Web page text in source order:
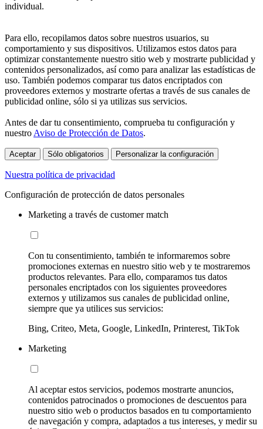
individual.
Para ello, recopilamos datos sobre nuestros usuarios, su
comportamiento y sus dispositivos. Utilizamos estos datos para
optimizar constantemente nuestro sitio web y mostrarte publicidad y
contenidos personalizados, así como para analizar las estadísticas de
uso. También podemos comparar tus datos encriptados con
proveedores externos y mostrarte ofertas a través de sus canales de
publicidad online, sólo si ya utilizas sus servicios.
Antes de dar tu consentimiento, comprueba tu configuración y
nuestro Aviso de Protección de Datos.
Aceptar Sólo obligatorios Personalizar la configuración
Nuestra política de privacidad
Configuración de protección de datos personales
Marketing a través de customer match
Con tu consentimiento, también te informaremos sobre
promociones externas en nuestro sitio web y te mostraremos
productos relevantes. Para ello, comparamos tus datos
personales encriptados con los siguientes proveedores
externos y utilizamos sus canales de publicidad online,
siempre que ya utilices sus servicios:
Bing, Criteo, Meta, Google, LinkedIn, Printerest, TikTok
Marketing
Al aceptar estos servicios, podemos mostrarte anuncios,
contenidos patrocinados o promociones de descuentos para
nuestro sitio web o productos basados en tu comportamiento
de navegación y compra, adaptados a tus intereses, y medir su